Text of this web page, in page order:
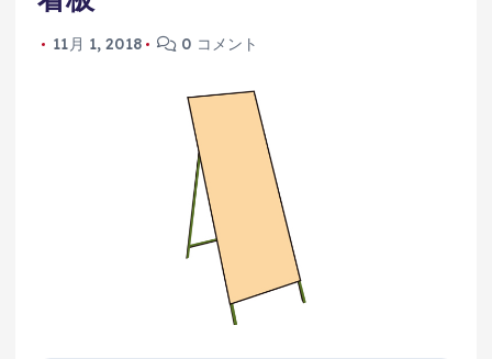
11月 1, 2018 0 コメント